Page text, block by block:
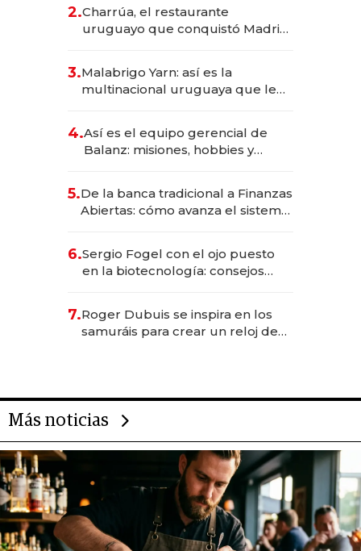
millones
2.Charrúa, el restaurante
uruguayo que conquistó Madrid:
anticipación y prepara apertura
3.Malabrigo Yarn: así es la
multinacional uruguaya que le
4.Así es el equipo gerencial de
Balanz: misiones, hobbies y
5.De la banca tradicional a Finanzas
Abiertas: cómo avanza el sistema
6.Sergio Fogel con el ojo puesto
en la biotecnología: consejos
rol de la IA
7.Roger Dubuis se inspira en los
samuráis para crear un reloj de
Más noticias